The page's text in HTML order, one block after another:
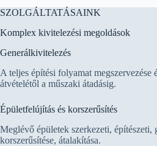
SZOLGÁLTATÁSAINK
Komplex kivitelezési megoldások
Generálkivitelezés
A teljes építési folyamat megszervezése
átvételétől a műszaki átadásig.
Épületfelújítás és korszerűsítés
Meglévő épületek szerkezeti, építészeti,
korszerűsítése, átalakítása.